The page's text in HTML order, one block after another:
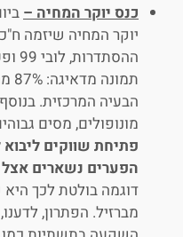
כנס יוקר המחיה –
יוקר המחיה שיזמה
הבעיה המרכזית.
מונופולים, מסים
פתיחת שווקים
הפערים נשארים אצל
דוגמה בולטת לכך
מברזיל. הפתרון,